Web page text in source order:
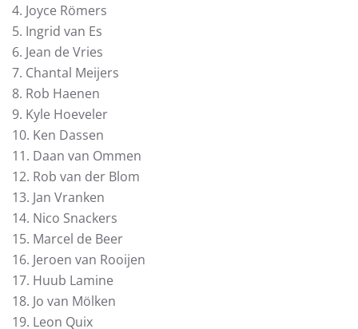
4. Joyce Römers
5. Ingrid van Es
6. Jean de Vries
7. Chantal Meijers
8. Rob Haenen
9. Kyle Hoeveler
10. Ken Dassen
11. Daan van Ommen
12. Rob van der Blom
13. Jan Vranken
14. Nico Snackers
15. Marcel de Beer
16. Jeroen van Rooijen
17. Huub Lamine
18. Jo van Mölken
19. Leon Quix